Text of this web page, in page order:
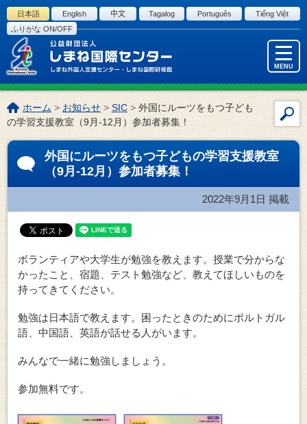
このページの本文へ
日本語 English 中文 Tagalog Português
Tiếng Việt
ふりがな ON/OFF
MENU
イ
索
こ
の
ペ
ホーム > お知らせ > SIC >外国にルーツをもつ子ども
の学習支援教室（9月-12月）参加者募集！
外国にルーツをもつ子どもの学習支援教室
（9月-12月）参加者募集！
2022年9月1日 掲載
ボランティアや大学生が勉強を教えます。授業で分からな
かったこと、宿題、テスト勉強など、教えてほしいものを
持ってきてください。
勉強は日本語で教えます。困ったときのためにポルトガル
語、中国語、英語が話せる人がいます。
みんなで一緒に勉強しましょう。
参加無料です。